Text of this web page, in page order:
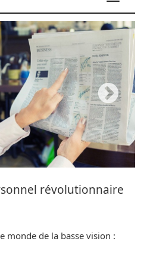
révolutionnaire
monde de la basse vision :